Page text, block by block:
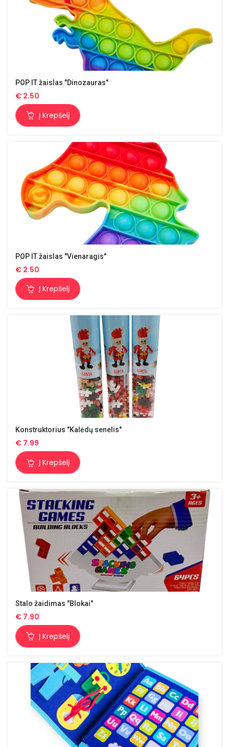
POP IT žaislas "Dinozauras"
€ 2.50
Į Krepšelį
POP IT žaislas "Vienaragis"
€ 2.50
Į Krepšelį
Konstruktorius "Kalėdų senelis"
€ 7.99
Į Krepšelį
Stalo žaidimas "Blokai"
€ 7.90
Į Krepšelį